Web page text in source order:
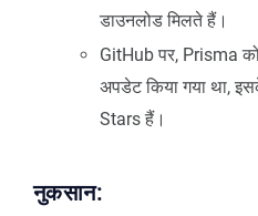
डाउनलोड मिलते हैं।
GitHub पर, Prisma
अपडेट किया गया था,
Stars हैं।
नुकसान: